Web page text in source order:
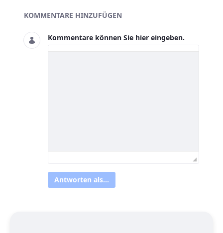
Blogs
KOMMENTARE HINZUFÜGEN
Kommentare können Sie hier eingeben.
Antworten als...